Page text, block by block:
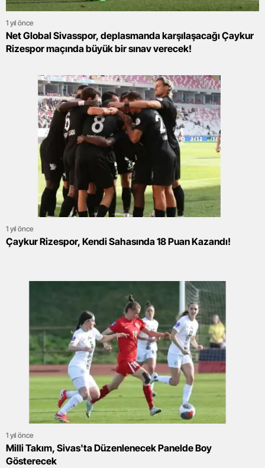
1 yıl önce
Net Global Sivasspor, deplasmanda karşılaşacağı Çaykur
Rizespor maçında büyük bir sınav verecek!
1 yıl önce
Çaykur Rizespor, Kendi Sahasında 18 Puan Kazandı!
1 yıl önce
Milli Takım, Sivas'ta Düzenlenecek Panelde Boy
Gösterecek